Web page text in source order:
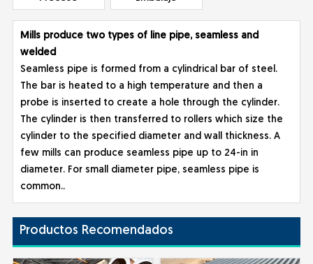
Mills produce two types of line pipe, seamless and
welded
Seamless pipe is formed from a cylindrical bar of steel.
The bar is heated to a high temperature and then a
probe is inserted to create a hole through the cylinder.
The cylinder is then transferred to rollers which size the
cylinder to the specified diameter and wall thickness. A
few mills can produce seamless pipe up to 24-in in
diameter. For small diameter pipe, seamless pipe is
common..
Productos Recomendados